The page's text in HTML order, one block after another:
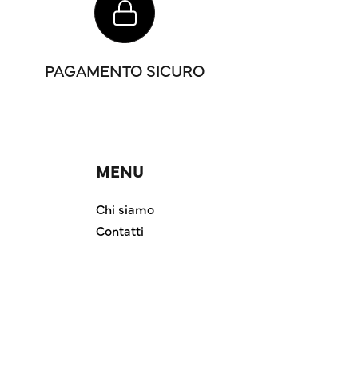
PAGAMENTO SICURO
MENU
Chi siamo
Contatti